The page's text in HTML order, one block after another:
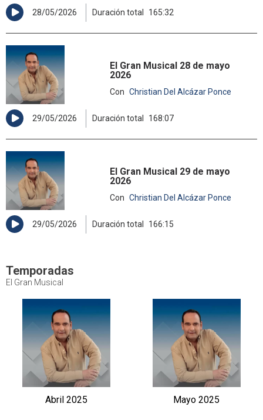
28/05/2026 Duración total 165:32
El Gran Musical 28 de mayo
2026
Con Christian Del Alcázar Ponce
29/05/2026 Duración total 168:07
El Gran Musical 29 de mayo
2026
Con Christian Del Alcázar Ponce
29/05/2026 Duración total 166:15
Temporadas
El Gran Musical
Abril 2025 Mayo 2025